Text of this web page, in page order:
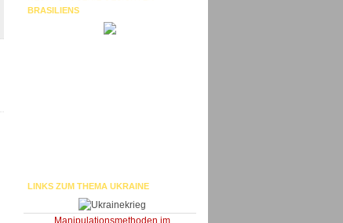
BRASILIENS
LINKS ZUM THEMA UKRAINE
Manipulationsmethoden im